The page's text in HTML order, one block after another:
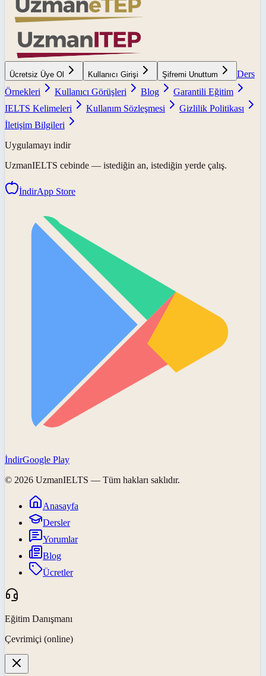
Ücretsiz Üye Ol Kullanıcı Girişi Şifremi Unuttum
Ders
Örnekleri
Kullanıcı Görüşleri Blog
Garantili Eğitim
IELTS Kelimeleri
Kullanım Sözleşmesi
Gizlilik Politikası
İletişim Bilgileri
Uygulamayı indir
UzmanIELTS cebinde — istediğin an, istediğin yerde çalış.
İndirApp Store
İndirGoogle Play
© 2026 UzmanIELTS — Tüm hakları saklıdır.
Anasayfa
Dersler
Yorumlar
Blog
Ücretler
Eğitim Danışmanı
Çevrimiçi (online)